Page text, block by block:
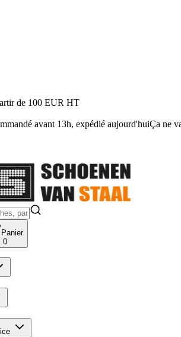
de 100 EUR HT
avant 13h, expédié aujourd'huiÇa ne
Panier
0